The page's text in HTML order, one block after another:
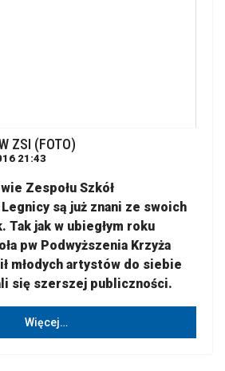
ZSI (FOTO)
21:43
Zespołu Szkół
są już znani ze swoich
Tak jak w ubiegłym roku
pw Podwyższenia Krzyża
młodych artystów do siebie
się szerszej publiczności.
Więcej…